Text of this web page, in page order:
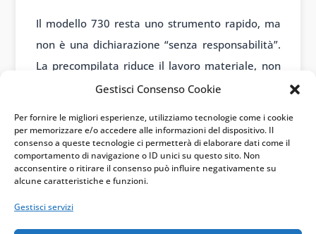
Gestisci Consenso Cookie
Per fornire le migliori esperienze, utilizziamo tecnologie come i cookie
per memorizzare e/o accedere alle informazioni del dispositivo. Il
consenso a queste tecnologie ci permetterà di elaborare dati come il
comportamento di navigazione o ID unici su questo sito. Non
acconsentire o ritirare il consenso può influire negativamente su
alcune caratteristiche e funzioni.
Gestisci servizi
Il modello 730 resta uno strumento rapido, ma
non è una dichiarazione “senza responsabilità”.
La precompilata riduce il lavoro materiale, non
elimina il dovere di controllo. Soprattutto
dati sono ancora in elaborazione.
Cosa controllare prima
dell’invio finale
Prima di trasmettere il 730 precompilato 2026
dopo una rielaborazione, conviene passare da